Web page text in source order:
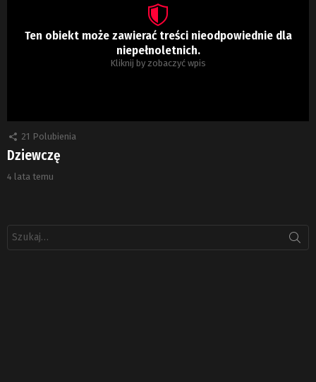
Ten obiekt może zawierać treści nieodpowiednie dla
niepełnoletnich.
Kliknij by zobaczyć wpis
21 Polubienia
Dziewczę
4 lata temu